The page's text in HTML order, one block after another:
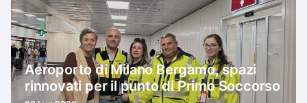
Aeroporto di Milano Bergamo, spazi
rinnovati per il punto di Primo Soccorso